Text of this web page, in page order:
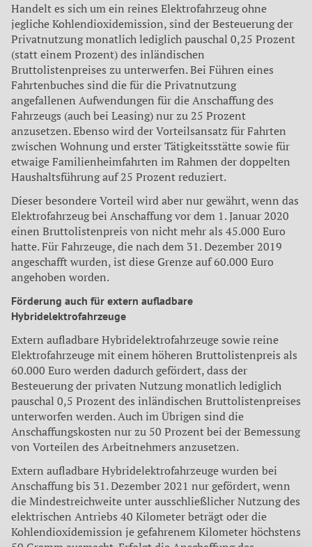
Handelt es sich um ein reines Elektrofahrzeug ohne
jegliche Kohlendioxidemission, sind der Besteuerung der
Privatnutzung monatlich lediglich pauschal 0,25 Prozent
(statt einem Prozent) des inländischen
Bruttolistenpreises zu unterwerfen. Bei Führen eines
Fahrtenbuches sind die für die Privatnutzung
angefallenen Aufwendungen für die Anschaffung des
Fahrzeugs (auch bei Leasing) nur zu 25 Prozent
anzusetzen. Ebenso wird der Vorteilsansatz für Fahrten
zwischen Wohnung und erster Tätigkeitsstätte sowie für
etwaige Familienheimfahrten im Rahmen der doppelten
Haushaltsführung auf 25 Prozent reduziert.
Dieser besondere Vorteil wird aber nur gewährt, wenn das
Elektrofahrzeug bei Anschaffung vor dem 1. Januar 2020
einen Bruttolistenpreis von nicht mehr als 45.000 Euro
hatte. Für Fahrzeuge, die nach dem 31. Dezember 2019
angeschafft wurden, ist diese Grenze auf 60.000 Euro
angehoben worden.
Förderung auch für extern aufladbare
Hybridelektrofahrzeuge
Extern aufladbare Hybridelektrofahrzeuge sowie reine
Elektrofahrzeuge mit einem höheren Bruttolistenpreis als
60.000 Euro werden dadurch gefördert, dass der
Besteuerung der privaten Nutzung monatlich lediglich
pauschal 0,5 Prozent des inländischen Bruttolistenpreises
unterworfen werden. Auch im Übrigen sind die
Anschaffungskosten nur zu 50 Prozent bei der Bemessung
von Vorteilen des Arbeitnehmers anzusetzen.
Extern aufladbare Hybridelektrofahrzeuge wurden bei
Anschaffung bis 31. Dezember 2021 nur gefördert, wenn
die Mindestreichweite unter ausschließlicher Nutzung des
elektrischen Antriebs 40 Kilometer beträgt oder die
Kohlendioxidemission je gefahrenem Kilometer höchstens